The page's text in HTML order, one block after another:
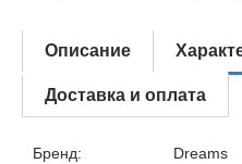
Описание
Доставка и оплата
Бренд: Dreams